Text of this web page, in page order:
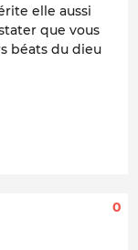
elle aussi
que vous
béats du dieu
0